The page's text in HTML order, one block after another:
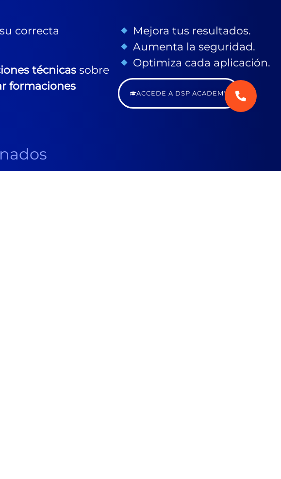
correcta
técnicas sobre
formaciones
Mejora tus resultados.
Aumenta la seguridad.
Optimiza cada aplicación.
ACCEDE A DSP ACADEMY